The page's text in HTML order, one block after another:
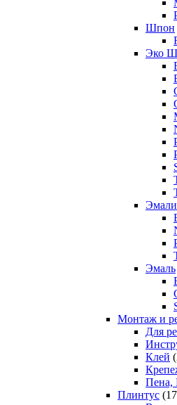
Шпон
Эко
Эмаль
Монтаж и
Для
Клей
Плинтус